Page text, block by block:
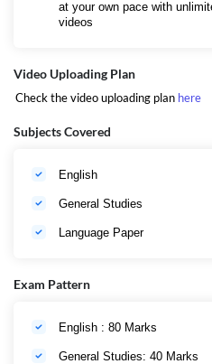
माध्यमिक शिक्षक (9th & 10th)
12th)
BPSC TRE 4.0 Vacancy – किस पद पर भर्ती
माध्यमिक और इंटरमीडिएट शिक्षक
at your own pace with
videos
Video Uploading Plan
Check the video uploading plan here
Subjects Covered
English
General Studies
Language Paper
Exam Pattern
English : 80 Marks
General Studies: 40 Marks